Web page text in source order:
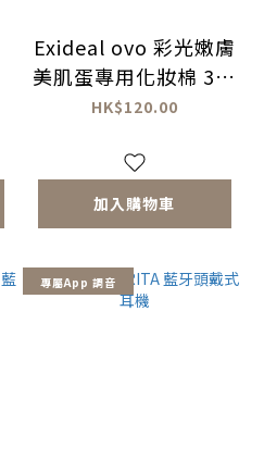
Exideal ovo 彩光嫩膚
美肌蛋專用化妝棉 3包
(60片)
HK$120.00
加入購物車
專屬App 調音